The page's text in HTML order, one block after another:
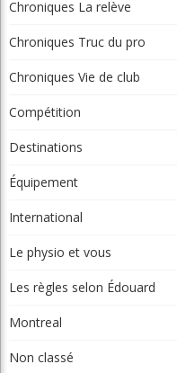
Chroniques La relève
Chroniques Truc du pro
Chroniques Vie de club
Compétition
Destinations
Équipement
International
Le physio et vous
Les règles selon Édouard
Montreal
Non classé